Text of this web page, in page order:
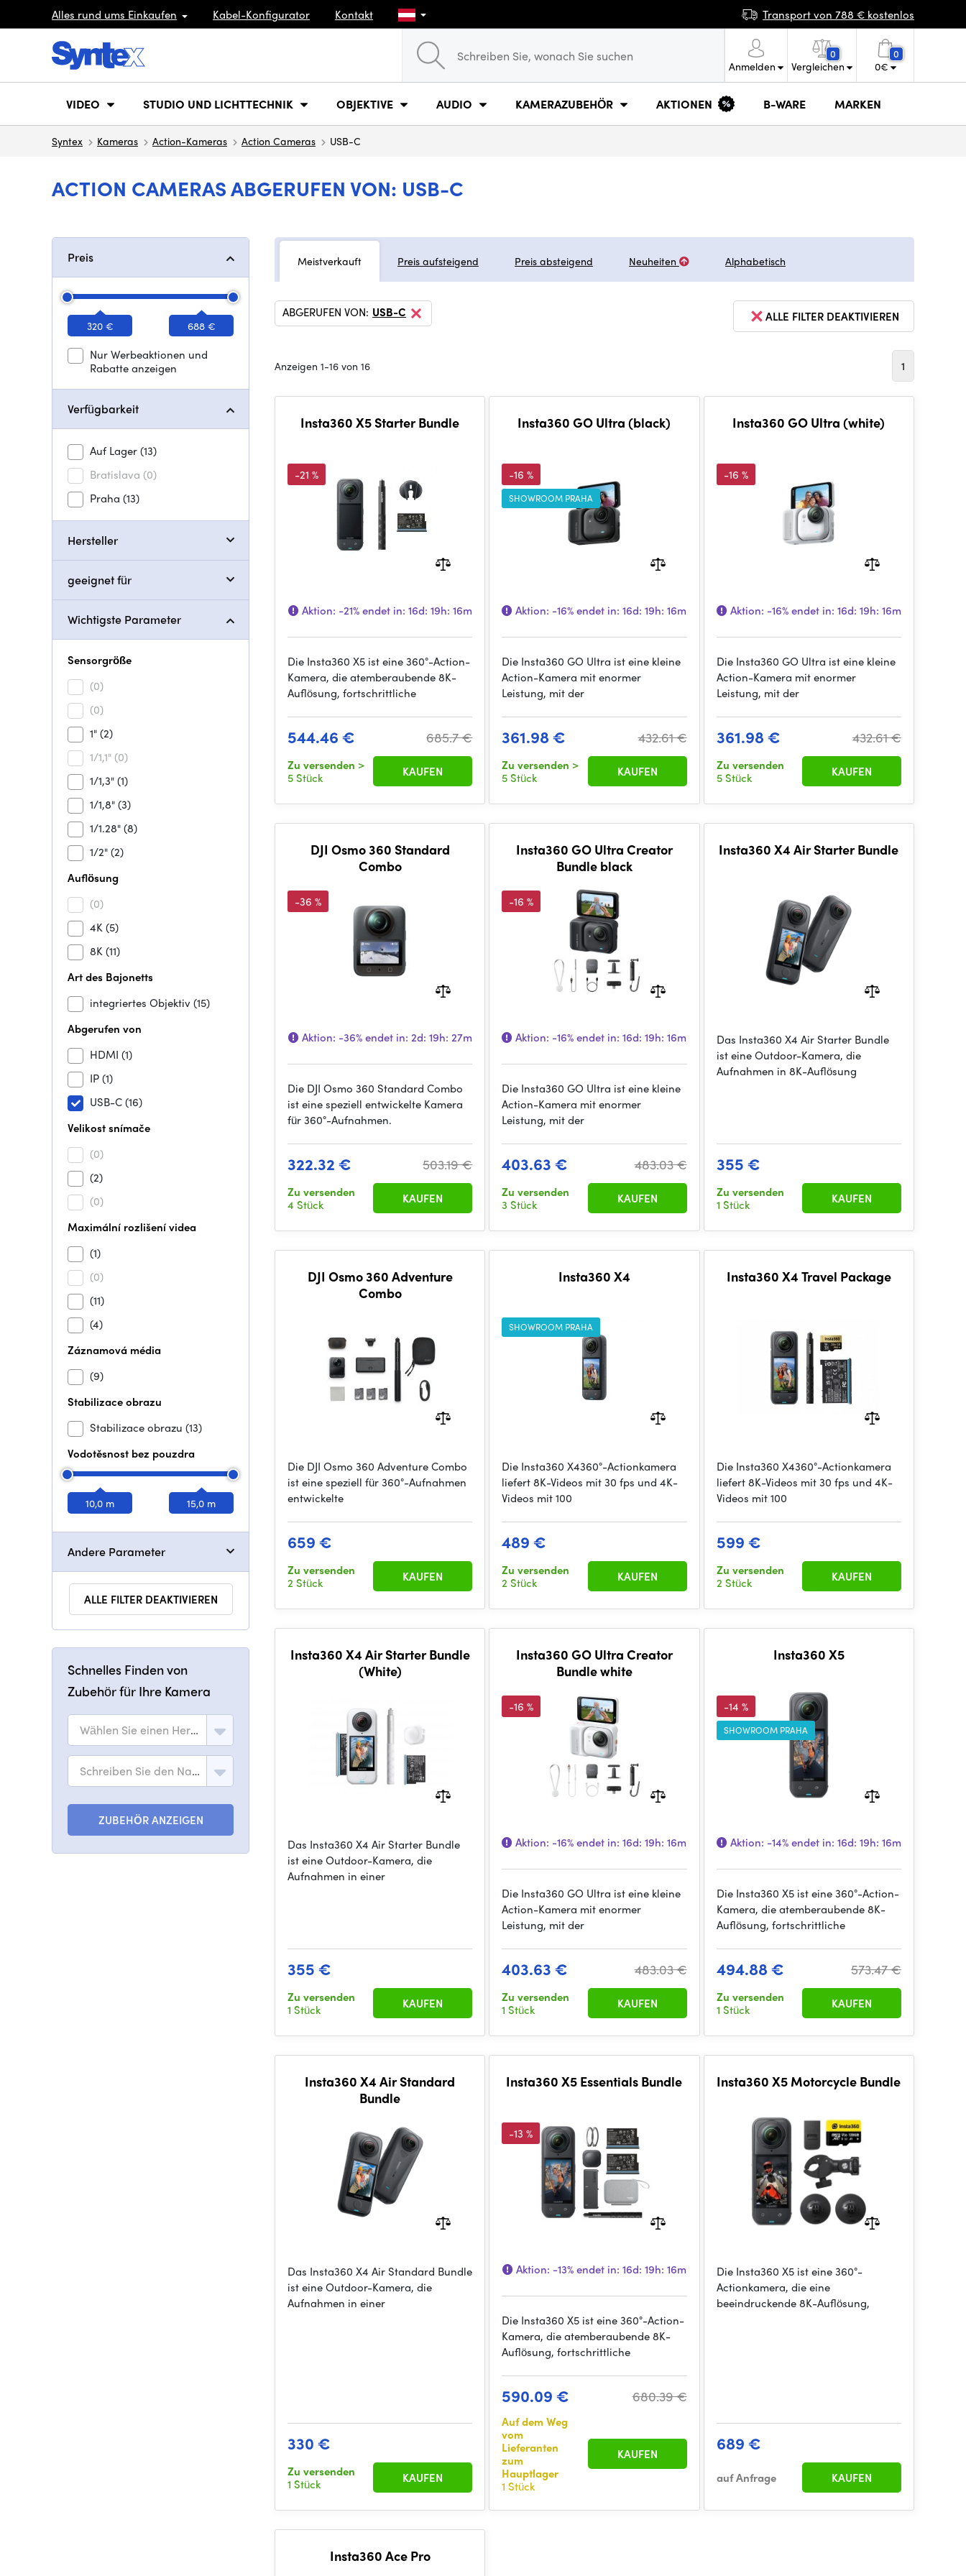
Alles rund ums Einkaufen Kabel-Konfigurator Kontakt Transport von 788 € kostenlos
Anmelden
0
Vergleichen
0
0€
VIDEO STUDIO UND LICHTTECHNIK OBJEKTIVE AUDIO KAMERAZUBEHÖR AKTIONEN B-WARE MARKEN
Syntex Kameras Action-Kameras Action Cameras USB-C
ACTION CAMERAS ABGERUFEN VON: USB-C
Preis
320 € 688 €
Nur Werbeaktionen und
Rabatte anzeigen
Verfügbarkeit
Auf Lager(13)
Bratislava (0)
Praha (13)
Hersteller
geeignet für
Wichtigste Parameter
Sensorgröße
(0)
(0)
1"(2)
1/1,1" (0)
1/1,3"(1)
1/1,8"(3)
1/1.28"(8)
1/2"(2)
Auflösung
(0)
4K(5)
8K(11)
Art des Bajonetts
integriertes Objektiv(15)
Abgerufen von
HDMI (1)
IP(1)
USB-C(16)
Velikost snímače
(0)
(2)
(0)
Maximální rozlišení videa
(1)
(0)
(11)
(4)
Záznamová média
(9)
Stabilizace obrazu
Stabilizace obrazu (13)
Vodotěsnost bez pouzdra
10,0 m 15,0 m
Andere Parameter
ALLE FILTER DEAKTIVIEREN
Schnelles Finden von
Zubehör für Ihre Kamera
Wählen Sie einen Hersteller
Schreiben Sie den Namen des Modells
ZUBEHÖR ANZEIGEN
Meistverkauft Preis aufsteigend Preis absteigend Neuheiten Alphabetisch
ALLE FILTER DEAKTIVIEREN
ABGERUFEN VON: USB-C
Anzeigen 1-16 von 16 1
Insta360 X5 Starter Bundle
-21 %
Aktion: -21%endet in: 16d: 19h: 16m
Die Insta360 X5 ist eine 360°-Action-
Kamera, die atemberaubende 8K-
Auflösung, fortschrittliche
544.46 € 685.7 €
Zu versenden >
5 Stück
KAUFEN
Insta360 GO Ultra (black)
-16 %
SHOWROOM PRAHA
Aktion: -16%endet in:16d: 19h: 16m
Die Insta360 GO Ultra ist eine kleine
Action-Kamera mit enormer
Leistung, mit der
361.98 € 432.61 €
Zu versenden >
5 Stück
KAUFEN
Insta360 GO Ultra (white)
-16 %
Aktion: -16%endet in: 16d: 19h: 16m
Die Insta360 GO Ultra ist eine kleine
Action-Kamera mit enormer
Leistung, mit der
361.98 € 432.61 €
Zu versenden
5 Stück
KAUFEN
DJI Osmo 360 Standard
Combo
-36 %
Aktion: -36%endet in: 2d: 19h: 27m
Die DJI Osmo 360 Standard Combo
ist eine speziell entwickelte Kamera
für 360°-Aufnahmen.
322.32 € 503.19 €
Zu versenden
4 Stück
KAUFEN
Insta360 GO Ultra Creator
Bundle black
-16 %
Aktion: -16%endet in:16d: 19h: 16m
Die Insta360 GO Ultra ist eine kleine
Action-Kamera mit enormer
Leistung, mit der
403.63 € 483.03 €
Zu versenden
3 Stück
KAUFEN
Insta360 X4 Air Starter Bundle
Das Insta360 X4 Air Starter Bundle
ist eine Outdoor-Kamera, die
Aufnahmen in 8K-Auflösung
355 €
Zu versenden
1 Stück
KAUFEN
DJI Osmo 360 Adventure
Combo
Die DJI Osmo 360 Adventure Combo
ist eine speziell für 360°-Aufnahmen
entwickelte
659 €
Zu versenden
2 Stück
KAUFEN
Insta360 X4
SHOWROOM PRAHA
Die Insta360 X4360°-Actionkamera
liefert 8K-Videos mit 30 fps und 4K-
Videos mit 100
489 €
Zu versenden
2 Stück
KAUFEN
Insta360 X4 Travel Package
Die Insta360 X4360°-Actionkamera
liefert 8K-Videos mit 30 fps und 4K-
Videos mit 100
599 €
Zu versenden
2 Stück
KAUFEN
Insta360 X4 Air Starter Bundle
(White)
Das Insta360 X4 Air Starter Bundle
ist eine Outdoor-Kamera, die
Aufnahmen in einer
355 €
Zu versenden
1 Stück
KAUFEN
Insta360 GO Ultra Creator
Bundle white
-16 %
Aktion: -16%endet in:16d: 19h: 16m
Die Insta360 GO Ultra ist eine kleine
Action-Kamera mit enormer
Leistung, mit der
403.63 € 483.03 €
Zu versenden
1 Stück
KAUFEN
Insta360 X5
-14 %
SHOWROOM PRAHA
Aktion: -14%endet in: 16d: 19h: 16m
Die Insta360 X5 ist eine 360°-Action-
Kamera, die atemberaubende 8K-
Auflösung, fortschrittliche
494.88 € 573.47 €
Zu versenden
1 Stück
KAUFEN
Insta360 X4 Air Standard
Bundle
Das Insta360 X4 Air Standard Bundle
ist eine Outdoor-Kamera, die
Aufnahmen in einer
330 €
Zu versenden
1 Stück
KAUFEN
Insta360 X5 Essentials Bundle
-13 %
Aktion: -13%endet in: 16d: 19h: 16m
Die Insta360 X5 ist eine 360°-Action-
Kamera, die atemberaubende 8K-
Auflösung, fortschrittliche
590.09 € 680.39 €
Auf dem Weg
vom
Lieferanten
zum
Hauptlager
1 Stück
KAUFEN
Insta360 X5 Motorcycle Bundle
Die Insta360 X5 ist eine 360°-
Actionkamera, die eine
beeindruckende 8K-Auflösung,
689 €
auf Anfrage KAUFEN
Insta360 Ace Pro